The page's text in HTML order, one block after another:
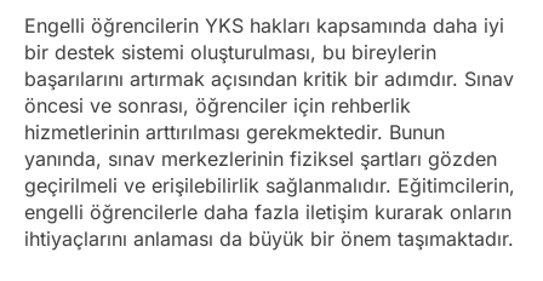
Engelli öğrencilerin YKS hakları kapsamında daha iyi
bir destek sistemi oluşturulması, bu bireylerin
başarılarını artırmak açısından kritik bir adımdır. Sınav
öncesi ve sonrası, öğrenciler için rehberlik
hizmetlerinin arttırılması gerekmektedir. Bunun
yanında, sınav merkezlerinin fiziksel şartları gözden
geçirilmeli ve erişilebilirlik sağlanmalıdır. Eğitimcilerin,
engelli öğrencilerle daha fazla iletişim kurarak onların
ihtiyaçlarını anlaması da büyük bir önem taşımaktadır.